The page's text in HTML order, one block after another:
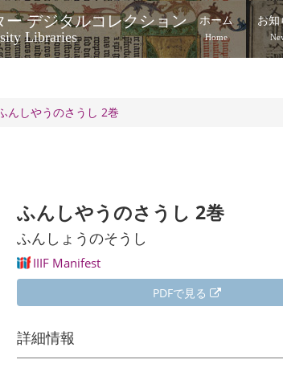
デジタルコレクション
Libraries
ホーム
Home
お知
んしやうのさうし 2巻
ふんしやうのさうし 2巻
ふんしょうのそうし
IIIF Manifest
PDFで見る
詳細情報